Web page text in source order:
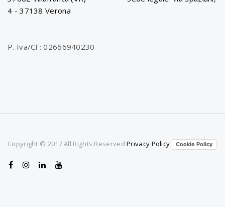
a
t
4 - 37138 Verona
P. Iva/CF: 02666940230
Copyright © 2017 All Rights ReservedPrivacy Policy Cookie Policy